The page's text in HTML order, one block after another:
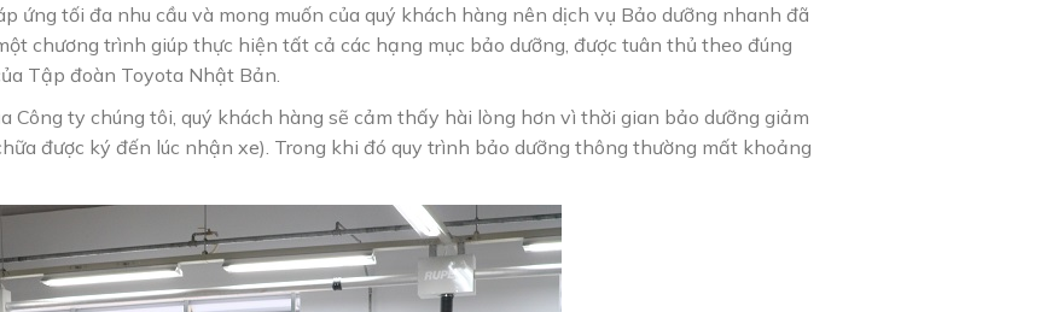
ứng tối đa nhu cầu và mong muốn của quý khách hàng nên dịch vụ Bảo dưỡng nhanh đã
chương trình giúp thực hiện tất cả các hạng mục bảo dưỡng, được tuân thủ theo đúng
Tập đoàn Toyota Nhật Bản.
Công ty chúng tôi, quý khách hàng sẽ cảm thấy hài lòng hơn vì thời gian bảo dưỡng giảm
được ký đến lúc nhận xe). Trong khi đó quy trình bảo dưỡng thông thường mất khoảng